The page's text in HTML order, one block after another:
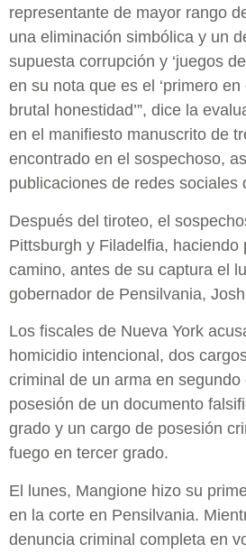
representante de mayor rango
una eliminación simbólica y un
supuesta corrupción y ‘juegos
en su nota que es el ‘primero
brutal honestidad’”, dice la
en el manifiesto manuscrito de
encontrado en el sospechoso,
publicaciones de redes sociales
Después del tiroteo, el
Pittsburgh y Filadelfia, haciendo
camino, antes de su captura el
gobernador de Pensilvania,
Los fiscales de Nueva York
homicidio intencional, dos
criminal de un arma en
posesión de un documento
grado y un cargo de posesión
fuego en tercer grado.
El lunes, Mangione hizo su
en la corte en Pensilvania.
denuncia criminal completa en